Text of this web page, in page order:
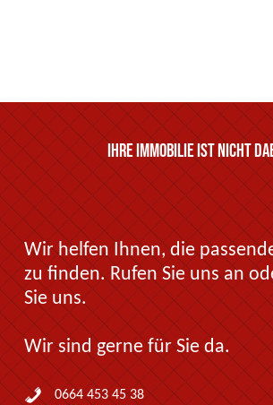
Ihre Immobilie ist nicht
Wir helfen Ihnen, die
zu finden. Rufen Sie uns an
Sie uns.
Wir sind gerne für Sie da.
0664 453 45 38